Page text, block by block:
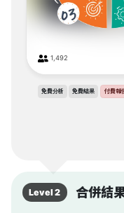
1,492
免費分析 免費結果 付費報
Level 2 合併結